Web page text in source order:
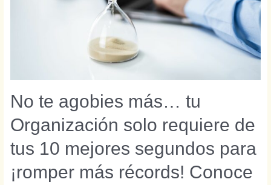
No te agobies más… tu
Organización solo requiere de
tus 10 mejores segundos para
¡romper más récords! Conoce